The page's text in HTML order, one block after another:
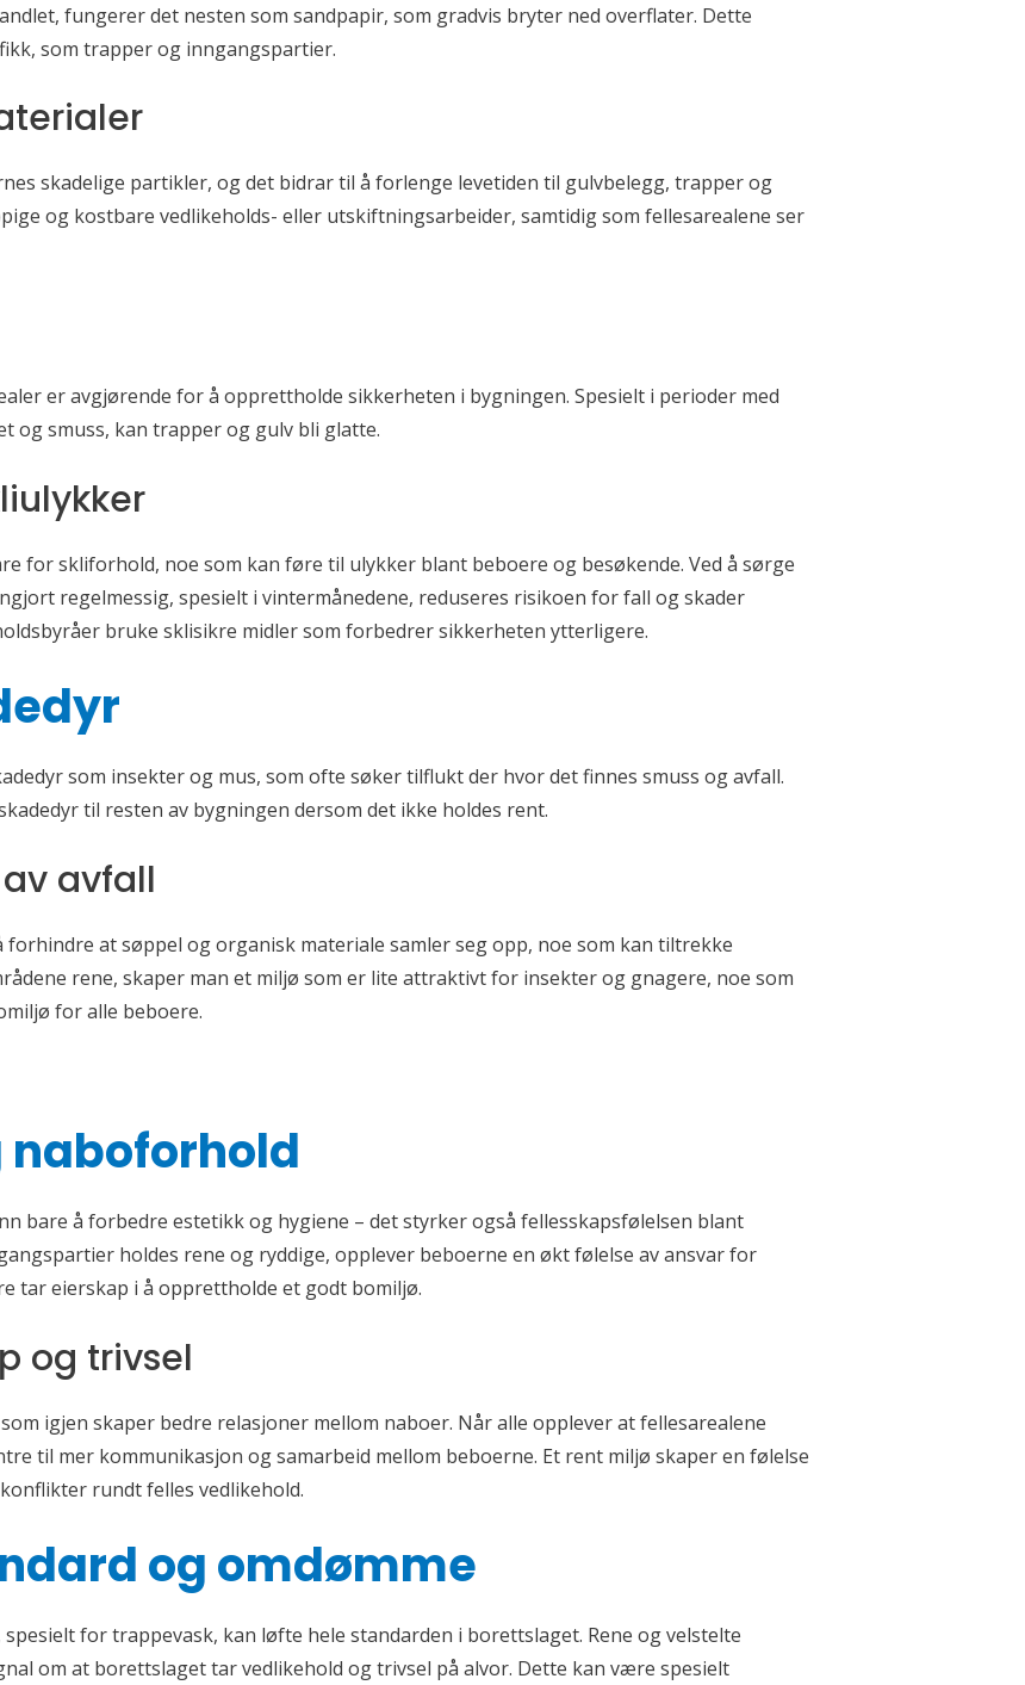
fungerer det nesten som sandpapir, som gradvis bryter ned overflater. Dette
som trapper og inngangspartier.
skadelige partikler, og det bidrar til å forlenge levetiden til gulvbelegg, trapper og
og kostbare vedlikeholds- eller utskiftningsarbeider, samtidig som fellesarealene ser
er avgjørende for å opprettholde sikkerheten i bygningen. Spesielt i perioder med
og smuss, kan trapper og gulv bli glatte.
for skliforhold, noe som kan føre til ulykker blant beboere og besøkende. Ved å sørge
regelmessig, spesielt i vintermånedene, reduseres risikoen for fall og skader
bruke sklisikre midler som forbedrer sikkerheten ytterligere.
som insekter og mus, som ofte søker tilflukt der hvor det finnes smuss og avfall.
til resten av bygningen dersom det ikke holdes rent.
avfall
forhindre at søppel og organisk materiale samler seg opp, noe som kan tiltrekke
rene, skaper man et miljø som er lite attraktivt for insekter og gnagere, noe som
for alle beboere.
naboforhold
bare å forbedre estetikk og hygiene – det styrker også fellesskapsfølelsen blant
holdes rene og ryddige, opplever beboerne en økt følelse av ansvar for
tar eierskap i å opprettholde et godt bomiljø.
og trivsel
igjen skaper bedre relasjoner mellom naboer. Når alle opplever at fellesarealene
til mer kommunikasjon og samarbeid mellom beboerne. Et rent miljø skaper en følelse
rundt felles vedlikehold.
og omdømme
for trappevask, kan løfte hele standarden i borettslaget. Rene og velstelte
om at borettslaget tar vedlikehold og trivsel på alvor. Dette kan være spesielt